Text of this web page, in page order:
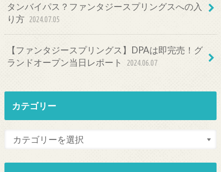
タンバイパス？ファンタジースプリングスへの入
り方 2024.07.05
【ファンタジースプリングス】DPAは即完売！グ
ランドオープン当日レポート
2024.06.07
カテゴリー